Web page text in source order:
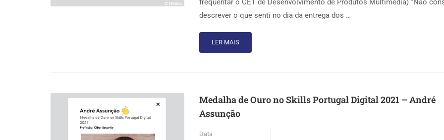
frequentar o CET de Desenvolvimento de Produtos Multimédia) “Não
descrever o que senti no dia da entrega dos …
LER MAIS
Medalha de Ouro no Skills Portugal Digital 2021 – André
Assunção
Data